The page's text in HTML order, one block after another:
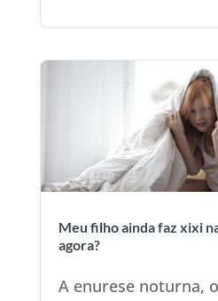
Meu filho ainda faz xixi
agora?
A enurese noturna,